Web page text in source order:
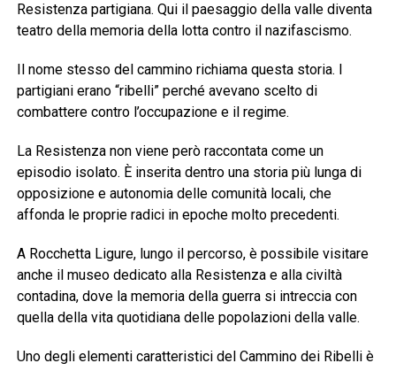
Resistenza partigiana. Qui il paesaggio della valle diventa
teatro della memoria della lotta contro il nazifascismo.
Il nome stesso del cammino richiama questa storia. I
partigiani erano “ribelli” perché avevano scelto di
combattere contro l’occupazione e il regime.
La Resistenza non viene però raccontata come un
episodio isolato. È inserita dentro una storia più lunga di
opposizione e autonomia delle comunità locali, che
affonda le proprie radici in epoche molto precedenti.
A Rocchetta Ligure, lungo il percorso, è possibile visitare
anche il museo dedicato alla Resistenza e alla civiltà
contadina, dove la memoria della guerra si intreccia con
quella della vita quotidiana delle popolazioni della valle.
Uno degli elementi caratteristici del Cammino dei Ribelli è